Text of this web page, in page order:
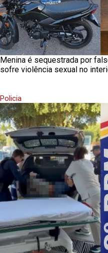
Menina é sequestrada por
sofre violência sexual no
Policia